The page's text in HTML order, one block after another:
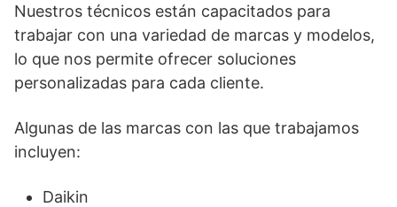
Nuestros técnicos están capacitados para
trabajar con una variedad de marcas y modelos,
lo que nos permite ofrecer soluciones
personalizadas para cada cliente.
Algunas de las marcas con las que trabajamos
incluyen:
Daikin